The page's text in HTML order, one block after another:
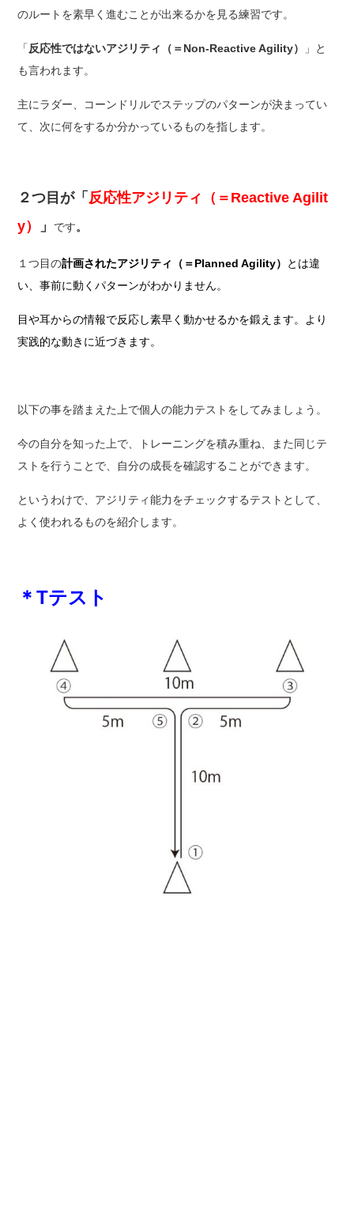
のルートを素早く進むことが出来るかを見る練習です。
「 反応性ではないアジリティ（＝Non-Reactive Agility）
」と
も言われます。
主にラダー、コーンドリルでステップのパターンが決まってい
て、次に何をするか分かっているものを指します。
２つ目が「 反応性アジリティ （＝ Reactive Agilit
y） 」 です。
１つ目の計画されたアジリティ（ ＝Planned Agility） とは違
い、事前に動くパターンがわかりません。
目や耳からの情報で反応し素早く動かせるかを鍛えます。より
実践的な動きに近づきます。
以下の事を踏まえた上で個人の能力テストをしてみましょう。
今の自分を知った上で、トレーニングを積み重ね、また同じテ
ストを行うことで、自分の成長を確認することができます。
というわけで、アジリティ能力をチェックするテストとして、
よく使われるものを紹介します。
＊Tテスト